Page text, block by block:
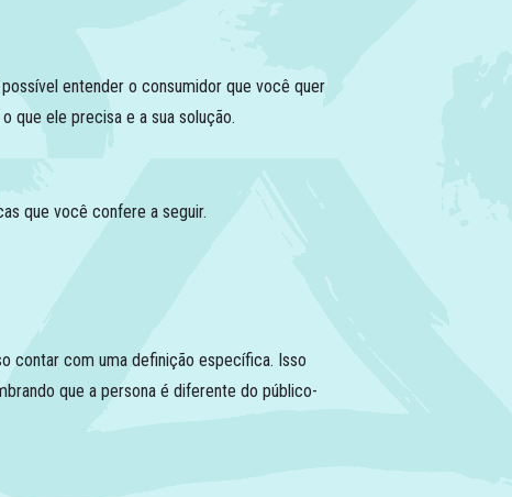
entender o consumidor que você quer
que ele precisa e a sua solução.
que você confere a seguir.
contar com uma definição específica. Isso
que a persona é diferente do público-